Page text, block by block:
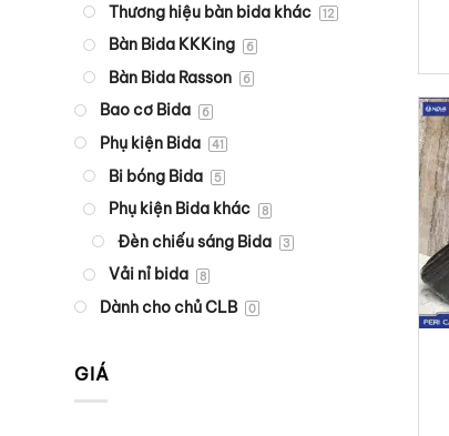
Thương hiệu bàn bida khác 12
Bàn Bida KKKing 6
Bàn Bida Rasson 6
Bao cơ Bida 6
Phụ kiện Bida 41
Bi bóng Bida 5
Phụ kiện Bida khác 8
Đèn chiếu sáng Bida 3
Vải nỉ bida 8
Dành cho chủ CLB 0
GIÁ